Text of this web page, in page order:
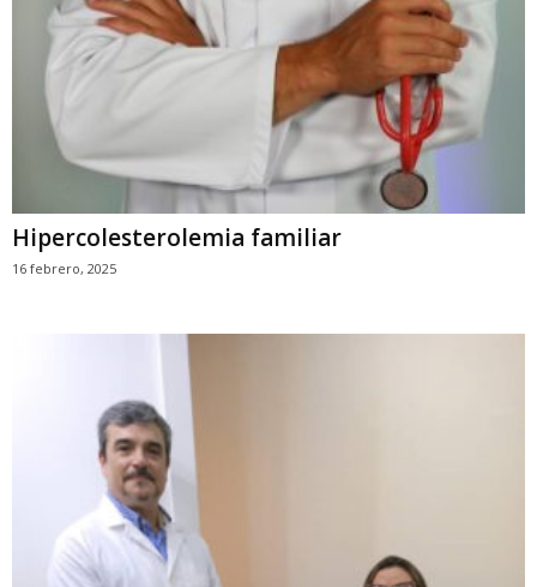
Hipercolesterolemia familiar
16 febrero, 2025